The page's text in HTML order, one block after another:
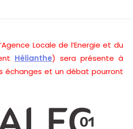
Locale de l’Energie et du
Hélianthe) sera présente à
échanges et un débat pourront